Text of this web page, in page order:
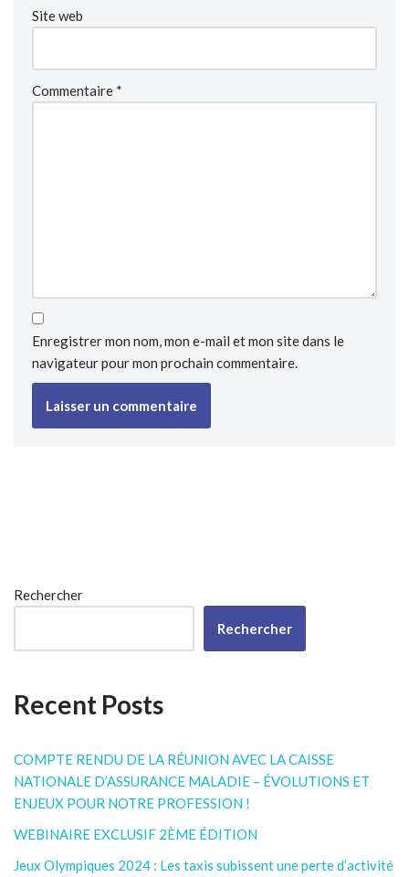
Site web
Commentaire *
Enregistrer mon nom, mon e-mail et mon site dans le
navigateur pour mon prochain commentaire.
Rechercher
Rechercher
Recent Posts
COMPTE RENDU DE LA RÉUNION AVEC LA CAISSE
NATIONALE D’ASSURANCE MALADIE – ÉVOLUTIONS ET
ENJEUX POUR NOTRE PROFESSION !
WEBINAIRE EXCLUSIF 2ÈME ÉDITION
Jeux Olympiques 2024 : Les taxis subissent une perte d’activité